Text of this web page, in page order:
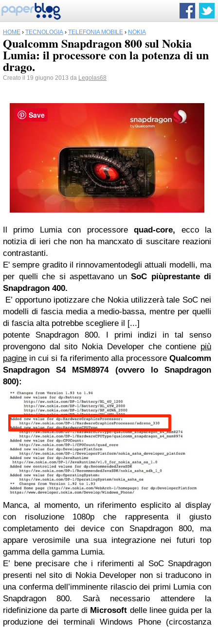
HOME › TECNOLOGIA › TELEFONIA MOBILE › NOKIA
Qualcomm Snapdragon 800 sul Nokia
Lumia: il processore con la potenza di un
drago.
Creato il 19 giugno 2013 da Legolas68
Il primo Lumia con processorequad-core, ecco la
notizia di ieri che non ha mancxato di suscitare reazioni
contrastanti.
E' sempre gradito il rinnovamentodegli attuali modelli, ma
per quelli che si aspettavano un SoC piùprestante di
Snapdragon 400.
E’ opportuno ipotizzare che Nokia utilizzerà tale SoC nei
modelli di fascia media a medio-bassa, mentre per quelli
di fascia alta potrebbe scegliere il [...]
potente Snapdragon 800. I primi indizi in tal senso
provengono dal sito Nokia Developer che contiene più
pagine in cui si fa riferimento alla processore Qualcomm
Snapdragon S4 MSM8974 (ovvero lo Snapdragon
800):
Manca, al momento, un riferimento esplicito al display
con risoluzione 1080p che rappresenta il giusto
completamento dei device con Snapdragon 800, ma
appare verosimile una sua integrazione nei futuri top
gamma della gamma Lumia.
E’ bene precisare che i riferimenti al SoC Snapdragon
presenti nel sito di Nokia Developer non si traducono in
una conferma dell’imminente rilascio dei primi Lumia con
Snapdragon 800. Sarà necessario attendere la
ridefinizione da parte di Microsoft delle linee guida per la
produzione dei terminali Windows Phone (circostanza
Save